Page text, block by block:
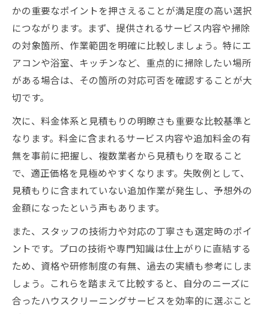
かの重要なポイントを押さえることが満足度の高い選択
につながります。まず、提供されるサービス内容や掃除
の対象箇所、作業範囲を明確に比較しましょう。特にエ
アコンや浴室、キッチンなど、重点的に掃除したい場所
がある場合は、その箇所の対応可否を確認することが大
切です。
次に、料金体系と見積もりの明瞭さも重要な比較基準と
なります。料金に含まれるサービス内容や追加料金の有
無を事前に把握し、複数業者から見積もりを取ること
で、適正価格を見極めやすくなります。失敗例として、
見積もりに含まれていない追加作業が発生し、予想外の
金額になったという声もあります。
また、スタッフの技術力や対応の丁寧さも選定時のポイ
ントです。プロの技術や専門知識は仕上がりに直結する
ため、資格や研修制度の有無、過去の実績も参考にしま
しょう。これらを踏まえて比較すると、自分のニーズに
合ったハウスクリーニングサービスを効率的に選ぶこと